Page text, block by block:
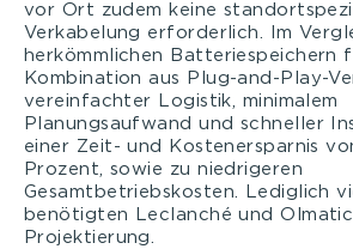
vor Ort zudem keine
Verkabelung erforderlich. Im
herkömmlichen Batteriespeichern
Kombination aus Plug-and-Play-
vereinfachter Logistik, minimalem
Planungsaufwand und schneller
einer Zeit- und Kostenersparnis
Prozent, sowie zu niedrigeren
Gesamtbetriebskosten. Lediglich
benötigten Leclanché und
Projektierung.